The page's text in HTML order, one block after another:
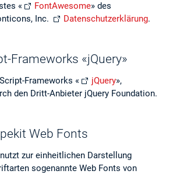
« FontAwesome» des
Inc.
Datenschutzerklärung.
Frameworks «jQuery»
Frameworks « jQuery»,
den Dritt-Anbieter jQuery Foundation.
Web Fonts
zur einheitlichen Darstellung
sogenannte Web Fonts von